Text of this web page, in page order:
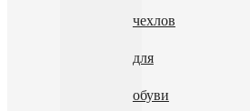
чехлов
для
обуви